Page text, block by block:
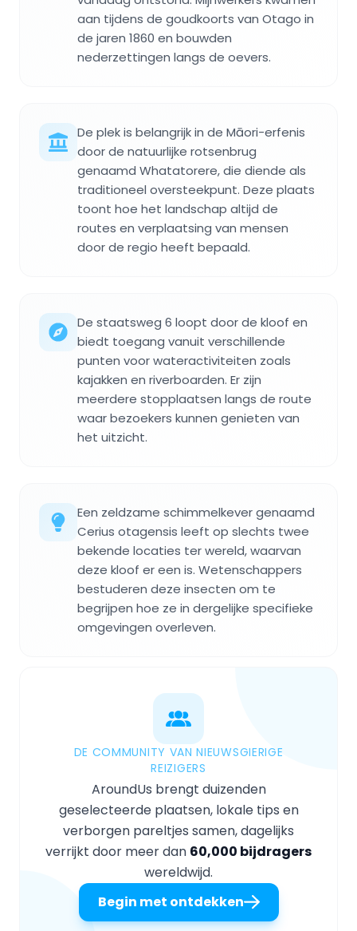
aan tijdens de goudkoorts van Otago in
de jaren 1860 en bouwden
nederzettingen langs de oevers.
De plek is belangrijk in de Māori-erfenis
door de natuurlijke rotsenbrug
genaamd Whatatorere, die diende als
traditioneel oversteekpunt. Deze plaats
toont hoe het landschap altijd de
routes en verplaatsing van mensen
door de regio heeft bepaald.
De staatsweg 6 loopt door de kloof en
biedt toegang vanuit verschillende
punten voor wateractiviteiten zoals
kajakken en riverboarden. Er zijn
meerdere stopplaatsen langs de route
waar bezoekers kunnen genieten van
het uitzicht.
Een zeldzame schimmelkever genaamd
Cerius otagensis leeft op slechts twee
bekende locaties ter wereld, waarvan
deze kloof er een is. Wetenschappers
bestuderen deze insecten om te
begrijpen hoe ze in dergelijke specifieke
omgevingen overleven.
DE COMMUNITY VAN NIEUWSGIERIGE
REIZIGERS
AroundUs brengt duizenden
geselecteerde plaatsen, lokale tips en
verborgen pareltjes samen, dagelijks
verrijkt door meer dan 60,000 bijdragers
wereldwijd.
Begin met ontdekken